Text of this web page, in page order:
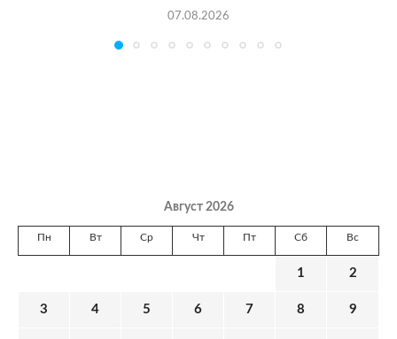
07.08.2026
Август 2026
Пн Вт Ср Чт Пт Сб Вс
1 2
3 4 5 6 7 8 9